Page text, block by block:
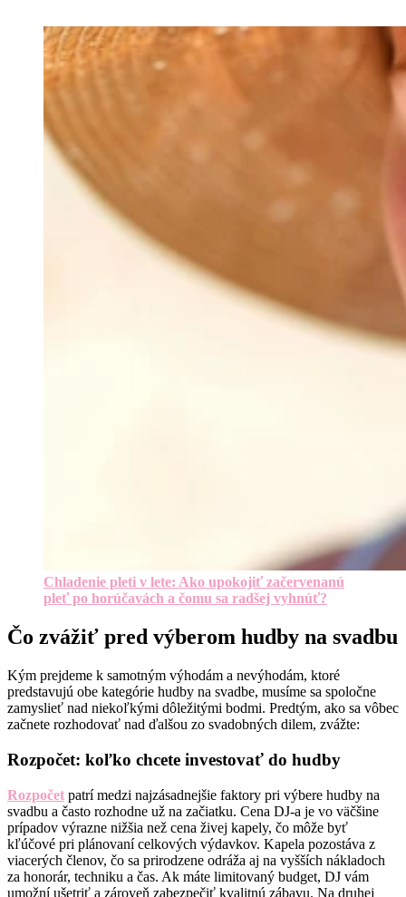
Chladenie pleti v lete: Ako upokojiť začervenanú
pleť po horúčavách a čomu sa radšej vyhnúť?
Čo zvážiť pred výberom hudby na svadbu
Kým prejdeme k samotným výhodám a nevýhodám, ktoré
predstavujú obe kategórie hudby na svadbe, musíme sa spoločne
zamyslieť nad niekoľkými dôležitými bodmi. Predtým, ako sa vôbec
začnete rozhodovať nad ďalšou zo svadobných dilem, zvážte:
Rozpočet: koľko chcete investovať do hudby
Rozpočet patrí medzi najzásadnejšie faktory pri výbere hudby na
svadbu a často rozhodne už na začiatku. Cena DJ-a je vo väčšine
prípadov výrazne nižšia než cena živej kapely, čo môže byť
kľúčové pri plánovaní celkových výdavkov. Kapela pozostáva z
viacerých členov, čo sa prirodzene odráža aj na vyšších nákladoch
za honorár, techniku a čas. Ak máte limitovaný budget, DJ vám
umožní ušetriť a zároveň zabezpečiť kvalitnú zábavu. Na druhej